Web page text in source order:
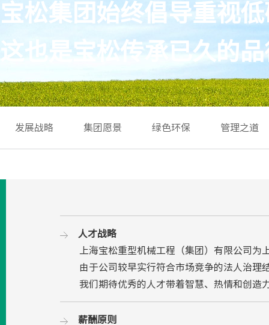
宝松集团始终倡导重视
这也是宝松传承已久的
发展战略 集团愿景 绿色环保 管理之道
人才战略
上海宝松重型机械工程（集团）有限公司为
由于公司较早实行符合市场竞争的法人治理
我们期待优秀的人才带着智慧、热情和创造
薪酬原则